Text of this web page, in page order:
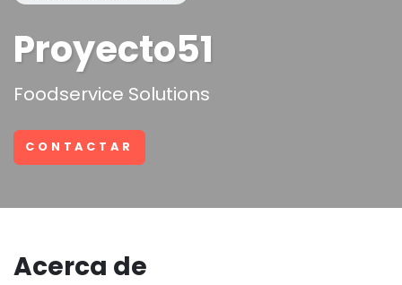
Proyecto51
Foodservice Solutions
CONTACTAR
Acerca de